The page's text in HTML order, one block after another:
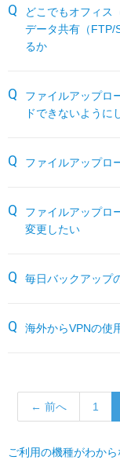
販売終了製品
どこでもオフィス
データ共有（FTP/
るか
ファイルアップロ
ドできないように
ファイルアップロ
ファイルアップロ
変更したい
毎日バックアップ
海外からVPNの使
← 前へ 1
ご利用の機種がわか